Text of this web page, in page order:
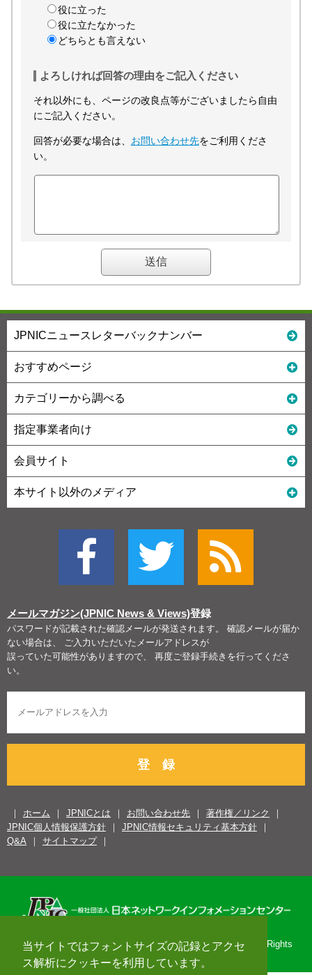
当サイトではフォントサイズの記録とアクセ
ス解析にクッキーを利用しています。
役に立った
役に立たなかった
どちらとも言えない
よろしければ回答の理由をご記入ください
それ以外にも、ページの改良点等がございましたら自由
にご記入ください。
回答が必要な場合は、 お問い合わせ先をご利用くださ
い。
JPNICニュースレターバックナンバー
おすすめページ
カテゴリーから調べる
指定事業者向け
会員サイト
本サイト以外のメディア
メールマガジン(JPNIC News & Views)登録
パスワードが記載された確認メールが発送されます。 確認メールが届か
ない場合は、 ご入力いただいたメールアドレスが
誤っていた可能性がありますので、 再度ご登録手続きを行ってくださ
い。
登 録
ホーム JPNICとは お問い合わせ先
著作権／リンク
JPNIC個人情報保護方針
JPNIC情報セキュリティ基本方針
Q&A
サイトマップ
Copyright© 1996-2026 Japan Network Information Center. All Rights
Reserved.